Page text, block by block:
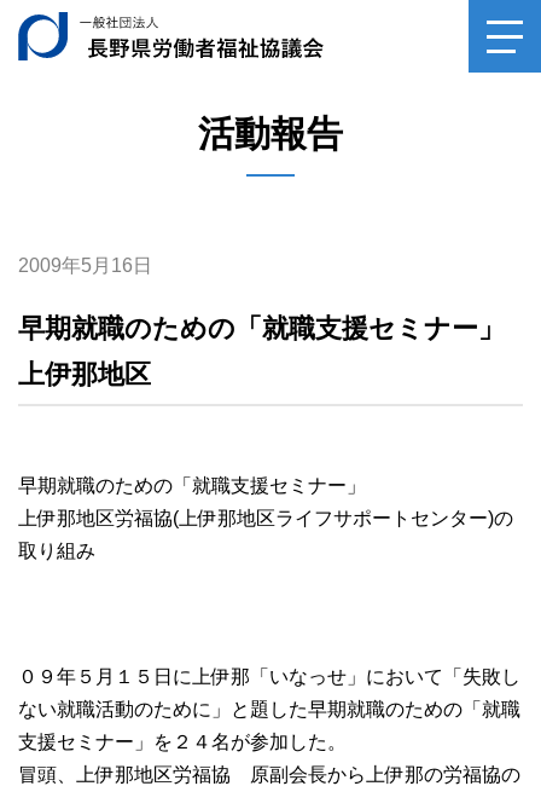
一般社団法人長野
活動報告
2009年5月16日
早期就職のための「就職支援セミナー」
上伊那地区
早期就職のための「就職支援セミナー」
上伊那地区労福協(上伊那地区ライフサポートセンター)の
取り組み
０９年５月１５日に上伊那「いなっせ」において「失敗し
ない就職活動のために」と題した早期就職のための「就職
支援セミナー」を２４名が参加した。
冒頭、上伊那地区労福協 原副会長から上伊那の労福協の